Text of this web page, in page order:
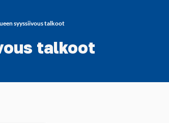
syyssiivous talkoot
talkoot